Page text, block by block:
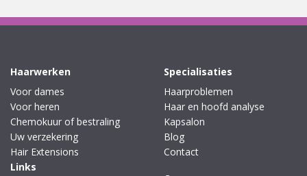
Haarwerken
Voor dames
Voor heren
Chemokuur of bestraling
Uw verzekering
Hair Extensions
Links
Specialisaties
Haarproblemen
Haar en hoofd analyse
Kapsalon
Blog
Contact